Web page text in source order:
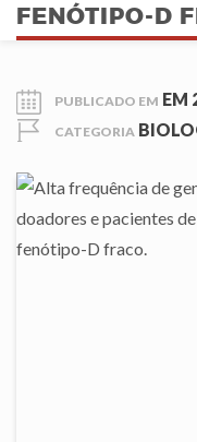
FENÓTIPO-D
PUBLICADO EM EM
CATEGORIA